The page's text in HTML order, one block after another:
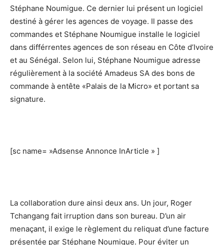
Stéphane Noumigue. Ce dernier lui présent un logiciel
destiné à gérer les agences de voyage. Il passe des
commandes et Stéphane Noumigue installe le logiciel
dans différrentes agences de son réseau en Côte d’Ivoire
et au Sénégal. Selon lui, Stéphane Noumigue adresse
régulièrement à la société Amadeus SA des bons de
commande à entête «Palais de la Micro» et portant sa
signature.
[sc name= »Adsense Annonce InArticle » ]
La collaboration dure ainsi deux ans. Un jour, Roger
Tchangang fait irruption dans son bureau. D’un air
menaçant, il exige le règlement du reliquat d’une facture
présentée par Stéphane Noumigue. Pour éviter un